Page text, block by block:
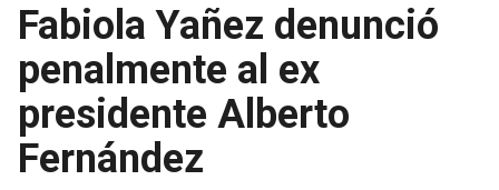
Fabiola Yañez denunció
penalmente al ex
presidente Alberto
Fernández